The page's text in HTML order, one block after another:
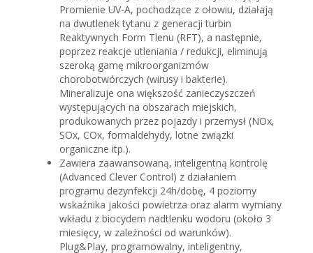
Promienie UV-A, pochodzące z ołowiu, działają
na dwutlenek tytanu z generacji turbin
Reaktywnych Form Tlenu (RFT), a następnie,
poprzez reakcje utleniania / redukcji, eliminują
szeroką gamę mikroorganizmów
chorobotwórczych (wirusy i bakterie).
Mineralizuje ona większość zanieczyszczeń
występujących na obszarach miejskich,
produkowanych przez pojazdy i przemysł (NOx,
SOx, COx, formaldehydy, lotne związki
organiczne itp.).
Zawiera zaawansowaną, inteligentną kontrolę
(Advanced Clever Control) z działaniem
programu dezynfekcji 24h/dobę, 4 poziomy
wskaźnika jakości powietrza oraz alarm wymiany
wkładu z biocydem nadtlenku wodoru (około 3
miesięcy, w zależności od warunków).
Plug&Play, programowalny, inteligentny,